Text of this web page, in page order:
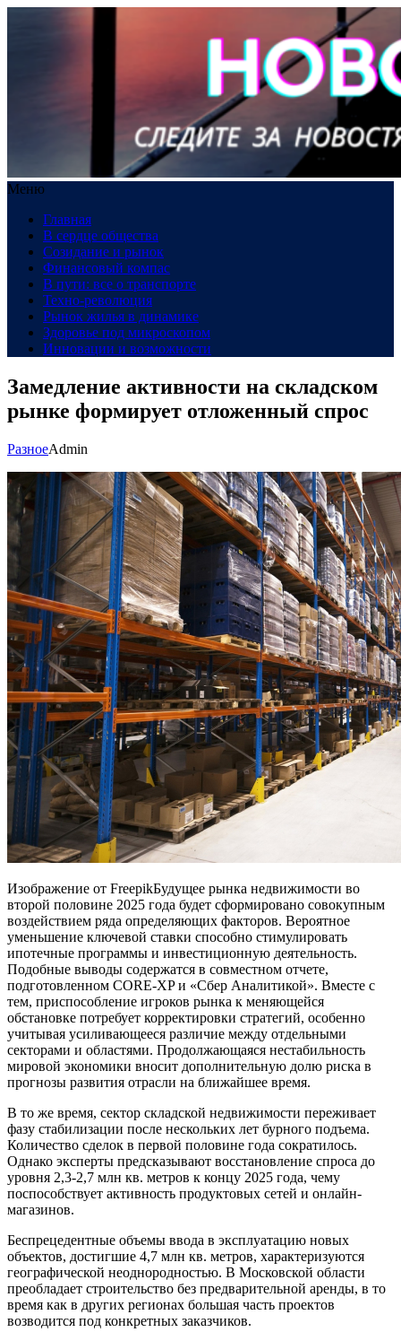
Меню
Главная
В сердце общества
Созидание и рынок
Финансовый компас
В пути: все о транспорте
Техно-революция
Рынок жилья в динамике
Здоровье под микроскопом
Инновации и возможности
Замедление активности на складском
рынке формирует отложенный спрос
РазноеAdmin
Изображение от FreepikБудущее рынка недвижимости во
второй половине 2025 года будет сформировано совокупным
воздействием ряда определяющих факторов. Вероятное
уменьшение ключевой ставки способно стимулировать
ипотечные программы и инвестиционную деятельность.
Подобные выводы содержатся в совместном отчете,
подготовленном CORE-XP и «Сбер Аналитикой». Вместе с
тем, приспособление игроков рынка к меняющейся
обстановке потребует корректировки стратегий, особенно
учитывая усиливающееся различие между отдельными
секторами и областями. Продолжающаяся нестабильность
мировой экономики вносит дополнительную долю риска в
прогнозы развития отрасли на ближайшее время.
В то же время, сектор складской недвижимости переживает
фазу стабилизации после нескольких лет бурного подъема.
Количество сделок в первой половине года сократилось.
Однако эксперты предсказывают восстановление спроса до
уровня 2,3-2,7 млн кв. метров к концу 2025 года, чему
поспособствует активность продуктовых сетей и онлайн-
магазинов.
Беспрецедентные объемы ввода в эксплуатацию новых
объектов, достигшие 4,7 млн кв. метров, характеризуются
географической неоднородностью. В Московской области
преобладает строительство без предварительной аренды, в то
время как в других регионах большая часть проектов
возводится под конкретных заказчиков.